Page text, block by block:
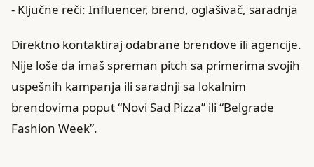
- Ključne reči: Influencer, brend, oglašivač, saradnja
Direktno kontaktiraj odabrane brendove ili agencije.
Nije loše da imaš spreman pitch sa primerima svojih
uspešnih kampanja ili saradnji sa lokalnim
brendovima poput “Novi Sad Pizza” ili “Belgrade
Fashion Week”.